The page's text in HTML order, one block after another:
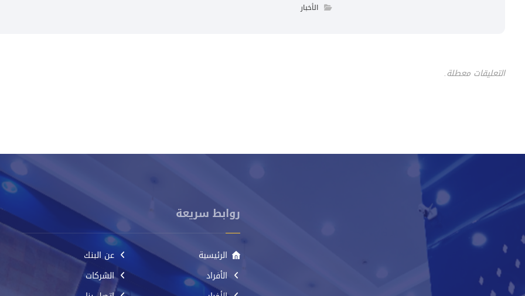
الأخبار
التعليقات معطلة.
روابط سريعة
الرئيسية
عن البنك
الأفراد
الشركات